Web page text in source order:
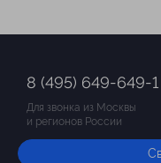
8 (495) 649-649-1
Для звонка из Москвы
и регионов России